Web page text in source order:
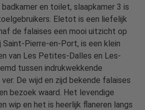
badkamer en toilet, slaapkamer 3 is
Eletot is een liefelijk
de falaises een mooi uitzicht op
Saint-Pierre-en-Port, is een klein
van Les Petites-Dalles en Les-
tussen indrukwekkende
De wijd en zijd bekende falaises
bezoek waard. Het levendige
wip en het is heerlijk flaneren langs